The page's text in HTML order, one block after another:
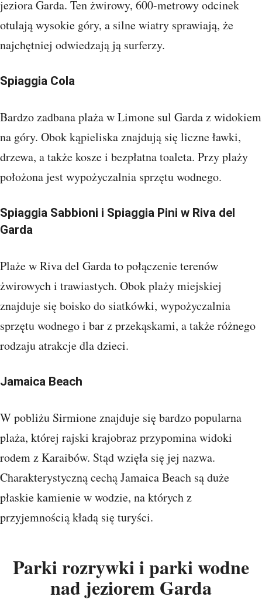
jeziora Garda. Ten żwirowy, 600-metrowy odcinek
otulają wysokie góry, a silne wiatry sprawiają, że
najchętniej odwiedzają ją surferzy.
Spiaggia Cola
Bardzo zadbana plaża w Limone sul Garda z widokiem
na góry. Obok kąpieliska znajdują się liczne ławki,
drzewa, a także kosze i bezpłatna toaleta. Przy plaży
położona jest wypożyczalnia sprzętu wodnego.
Spiaggia Sabbioni i Spiaggia Pini w Riva del
Garda
Plaże w Riva del Garda to połączenie terenów
żwirowych i trawiastych. Obok plaży miejskiej
znajduje się boisko do siatkówki, wypożyczalnia
sprzętu wodnego i bar z przekąskami, a także różnego
rodzaju atrakcje dla dzieci.
Jamaica Beach
W pobliżu Sirmione znajduje się bardzo popularna
plaża, której rajski krajobraz przypomina widoki
rodem z Karaibów. Stąd wzięła się jej nazwa.
Charakterystyczną cechą Jamaica Beach są duże
płaskie kamienie w wodzie, na których z
przyjemnością kładą się turyści.
Parki rozrywki i parki wodne
nad jeziorem Garda